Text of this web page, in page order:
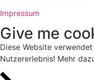
Impressum
Give me
Diese Website
Nutzererlebnis! Mehr